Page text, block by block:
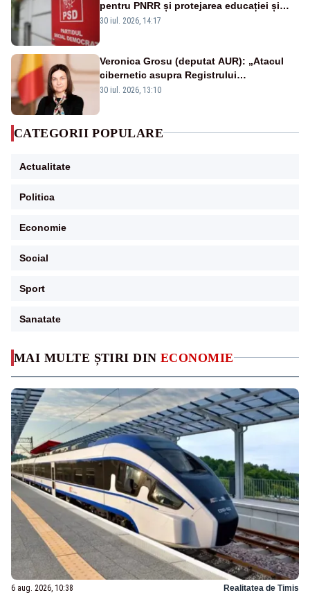
MAI MULTE ȘTIRI DIN ECONOMIE
6 aug. 2026, 10:38 Realitatea de Timis
pentru PNRR și protejarea educației și
sănătății
30 iul. 2026, 14:17
Veronica Grosu (deputat AUR): „Atacul
cibernetic asupra Registrului
Proprietăților transmite un semnal de
30 iul. 2026, 13:10
CATEGORII POPULARE
Actualitate
Politica
Economie
Social
Sport
Sanatate